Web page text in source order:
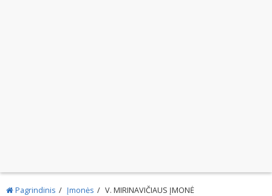
Pagrindinis Įmonės V. MIRINAVIČIAUS ĮMONĖ